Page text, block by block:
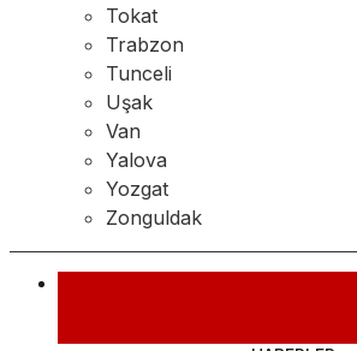
Tokat
Trabzon
Tunceli
Uşak
Van
Yalova
Yozgat
Zonguldak